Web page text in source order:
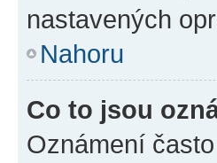
nastavených
Nahoru
Co to jsou
Oznámení